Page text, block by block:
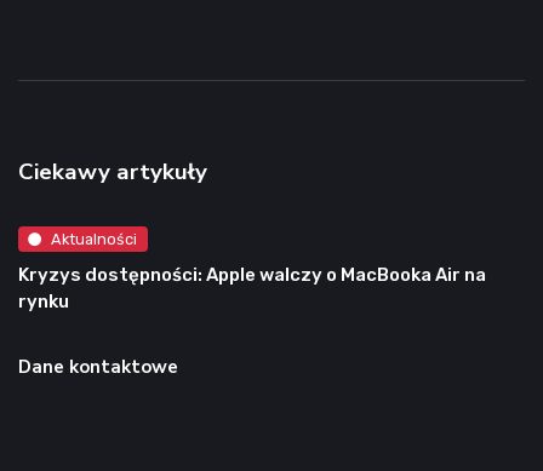
Ciekawy artykuły
Aktualności
Kryzys dostępności: Apple walczy o MacBooka Air na
rynku
Dane kontaktowe